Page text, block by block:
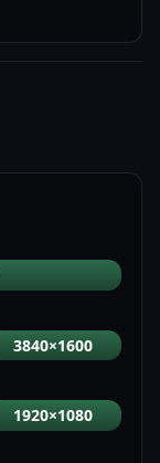
3840×1600
1920×1080